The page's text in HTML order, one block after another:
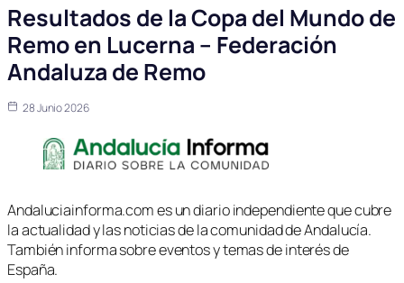
Resultados de la Copa del Mundo de
Remo en Lucerna – Federación
Andaluza de Remo
28 Junio 2026
Andaluciainforma.com es un diario independiente que cubre
la actualidad y las noticias de la comunidad de Andalucía.
También informa sobre eventos y temas de interés de
España.